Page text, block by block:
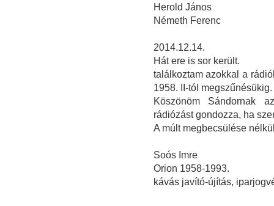
Herold János
Németh Ferenc
2014.12.14.
Hát ere is sor került.
találkoztam azokkal a
1958. II-tól
Köszönöm Sándornak
rádiózást gondozza, ha
A múlt megbecsülése
Soós Imre
Orion 1958-1993.
kávás javító-újítás,